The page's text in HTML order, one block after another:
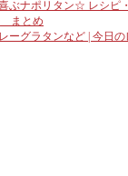
ぶナポリタン☆ レシピ
まとめ
ーグラタンなど | 今日